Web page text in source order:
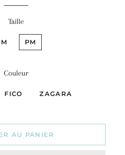
Taille
PM
Couleur
FICO ZAGARA
AU PANIER